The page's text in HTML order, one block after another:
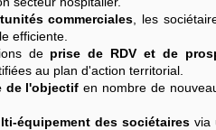
commerciales , les
efficiente.
de prise de RDV et de
au plan d'action territorial.
de l'objectif en nombre de
équipement des sociétaires via